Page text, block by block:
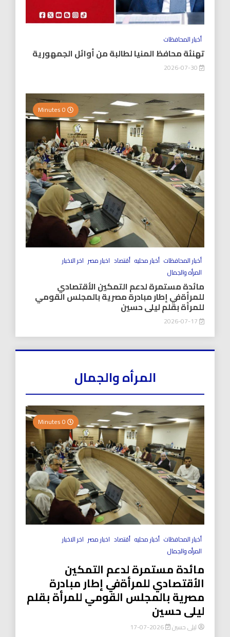
أخبار المحافظات
تهنئة محافظ المنيا لطالبة من أوائل الجمهورية
أخبار المحافظات أخبار محليه أقتصاد اخبار مصر اخر الاخبار
المرأه والجمال
مائدة مستمرة لدعم التمكين الأقتصادي
للمرأةفي إطار مبادرة مصرية بالمجلس القومي
للمرأة بقلم ليلى حسين
المرأه والجمال
أخبار المحافظات أخبار محليه أقتصاد اخبار مصر اخر الاخبار
المرأه والجمال
مائدة مستمرة لدعم التمكين
الأقتصادي للمرأةفي إطار مبادرة
مصرية بالمجلس القومي للمرأة بقلم
ليلى حسين
ليلى حسين 2026-07-17